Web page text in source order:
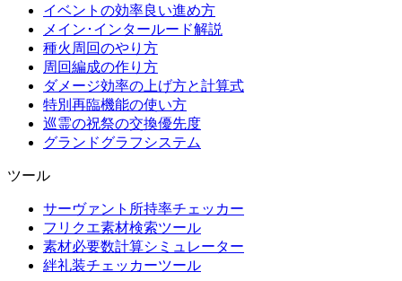
イベントの効率良い進め方
メイン･インタールード解説
種火周回のやり方
周回編成の作り方
ダメージ効率の上げ方と計算式
特別再臨機能の使い方
巡霊の祝祭の交換優先度
グランドグラフシステム
ツール
サーヴァント所持率チェッカー
フリクエ素材検索ツール
素材必要数計算シミュレーター
絆礼装チェッカーツール